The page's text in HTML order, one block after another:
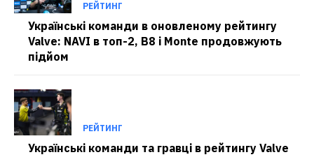
РЕЙТИНГ
Українські команди в оновленому рейтингу
Valve: NAVI в топ-2, B8 і Monte продовжують
підйом
РЕЙТИНГ
Українські команди та гравці в рейтингу Valve